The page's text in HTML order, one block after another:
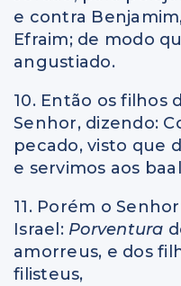
e contra
Efraim; de modo
angustiado.
10. Então os filhos
Senhor, dizendo:
pecado, visto que
e servimos aos
11. Porém o
Israel: Porventura
amorreus, e dos
filisteus,